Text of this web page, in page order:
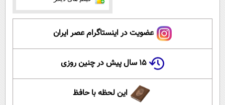
عضویت در اینستاگرام عصر ایران
۱۵ سال پیش در چنین روزی
این لحظه با حافظ